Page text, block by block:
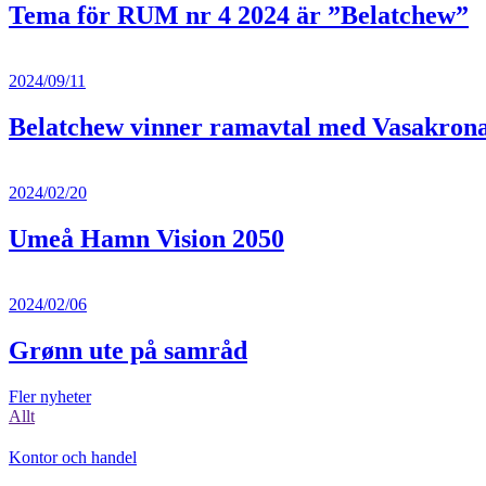
Tema för RUM nr 4 2024 är ”Belatchew”
2024/09/11
Belatchew vinner ramavtal med
2024/02/20
Umeå Hamn Vision 2050
2024/02/06
Grønn ute på samråd
Fler nyheter
Allt
Kontor och handel